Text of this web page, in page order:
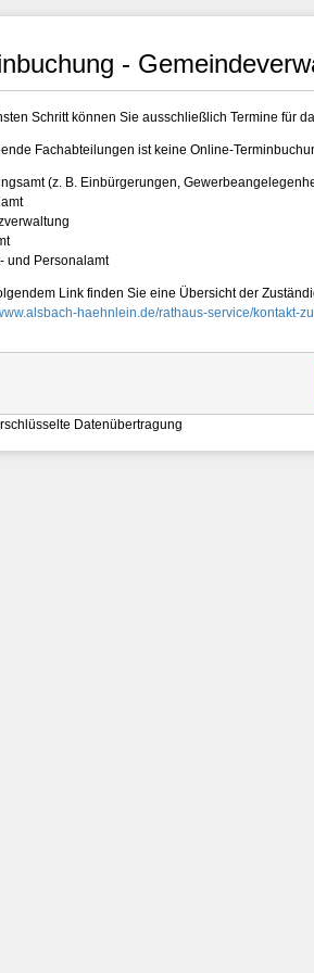
-
Schritt können Sie ausschließlich Termine für
Fachabteilungen ist keine Online-
(z. B. Einbürgerungen,
und Personalamt
Link finden Sie eine Übersicht der
haehnlein.de/rathaus-service/kontakt-
Datenübertragung